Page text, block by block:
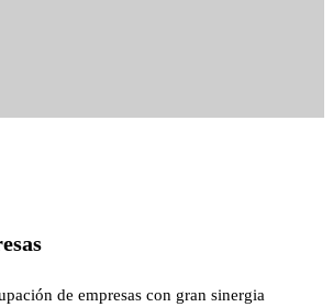
de empresas con gran sinergia